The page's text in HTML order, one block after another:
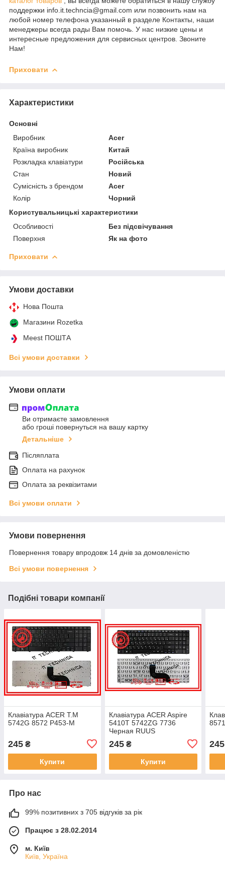
поддержки info.it.techncia@gmail.com или позвонить нам на
любой номер телефона указанный в разделе Контакты, наши
менеджеры всегда рады Вам помочь. У нас низкие цены и
интересные предложения для сервисных центров. Звоните
Нам!
Приховати
Характеристики
Основні
Виробник
Acer
Країна виробник
Китай
Розкладка клавіатури
Російська
Стан
Новий
Сумісність з брендом
Acer
Колір
Чорний
Користувальницькі характеристики
Особливості
Без підсвічування
Поверхня
Як на фото
Приховати
Умови доставки
Нова Пошта
Магазини Rozetka
Meest ПОШТА
Всі умови доставки
Умови оплати
Ви отримаєте замовлення
або гроші повернуться на вашу картку
Детальніше
Післяплата
Оплата на рахунок
Оплата за реквізитами
Всі умови оплати
Умови повернення
Повернення товару впродовж 14 днів за домовленістю
Всі умови повернення
Подібні товари компанії
Клавіатура ACER T.M
5742G 8572 P453-M
245 ₴
Купити
Клавіатура ACER Aspire
5410T 5742ZG 7736
Черная RUUS
245₴
Купити
245
Про нас
99% позитивних з 705 відгуків за рік
Працює з 28.02.2014
м. Київ
Київ, Україна